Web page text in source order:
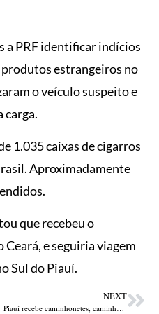
a PRF identificar indícios
estrangeiros no
o veículo suspeito e
carga.
1.035 caixas de cigarros
Aproximadamente
que recebeu o
e seguiria viagem
Sul do Piauí.
NEXT
Piauí recebe caminhonetes, caminhões e equipamentos para reforçar combate a incêndios florestais